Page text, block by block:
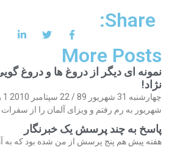
Share:
More Posts
نمونه ای دیگر از دروغ ها و دروغ
نژاد!
شهریور به رم رفتم و ویزای آلمان را از
پاسخ به چند پرسش یک خبرنگار
هفته پیش هم پنج پرسش از من شده بود که به